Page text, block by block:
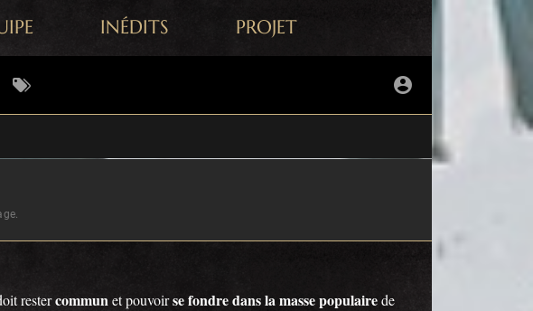
INÉDITS PROJET
restercommunet pouvoirse fondre dans la masse populairede